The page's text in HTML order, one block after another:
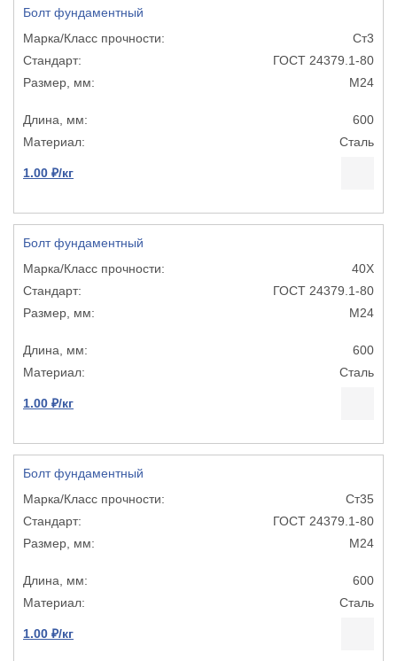
Болт фундаментный
Ст3
ГОСТ 24379.1-80
М24
600
Сталь
1.00 ₽/кг
Болт фундаментный
40Х
ГОСТ 24379.1-80
М24
600
Сталь
1.00 ₽/кг
Болт фундаментный
Ст35
ГОСТ 24379.1-80
М24
600
Сталь
1.00 ₽/кг